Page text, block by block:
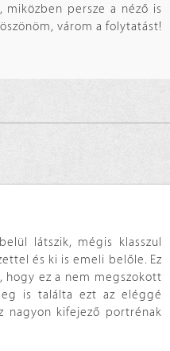
persze a néző is
várom a folytatást!
látszik, mégis klasszul
és ki is emeli belőle. Ez
hogy ez a nem megszokott
is találta ezt az eléggé
nagyon kifejező portrénak